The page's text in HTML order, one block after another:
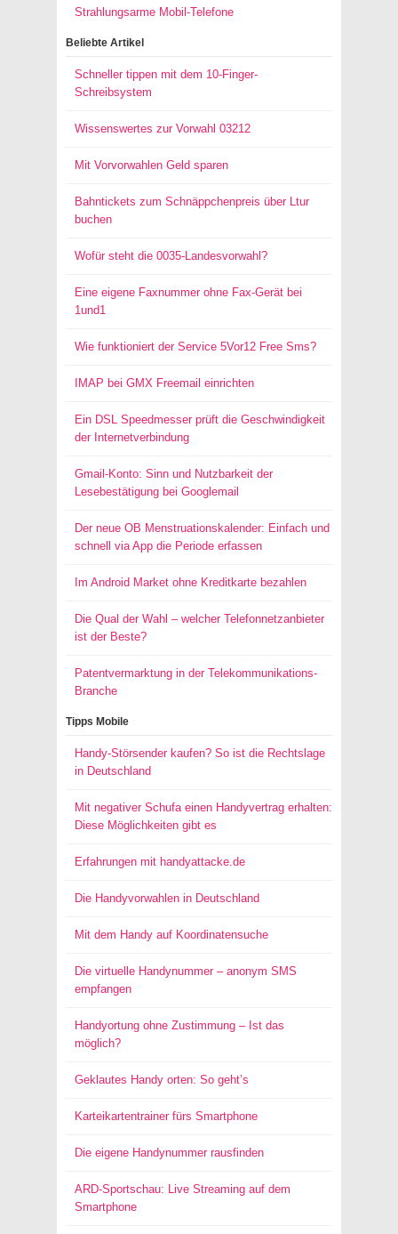
Strahlungsarme Mobil-Telefone
Beliebte Artikel
Schneller tippen mit dem 10-Finger-
Schreibsystem
Wissenswertes zur Vorwahl 03212
Mit Vorvorwahlen Geld sparen
Bahntickets zum Schnäppchenpreis über Ltur
buchen
Wofür steht die 0035-Landesvorwahl?
Eine eigene Faxnummer ohne Fax-Gerät bei
1und1
Wie funktioniert der Service 5Vor12 Free Sms?
IMAP bei GMX Freemail einrichten
Ein DSL Speedmesser prüft die Geschwindigkeit
der Internetverbindung
Gmail-Konto: Sinn und Nutzbarkeit der
Lesebestätigung bei Googlemail
Der neue OB Menstruationskalender: Einfach und
schnell via App die Periode erfassen
Im Android Market ohne Kreditkarte bezahlen
Die Qual der Wahl – welcher Telefonnetzanbieter
ist der Beste?
Patentvermarktung in der Telekommunikations-
Branche
Tipps Mobile
Handy-Störsender kaufen? So ist die Rechtslage
in Deutschland
Mit negativer Schufa einen Handyvertrag erhalten:
Diese Möglichkeiten gibt es
Erfahrungen mit handyattacke.de
Die Handyvorwahlen in Deutschland
Mit dem Handy auf Koordinatensuche
Die virtuelle Handynummer – anonym SMS
empfangen
Handyortung ohne Zustimmung – Ist das
möglich?
Geklautes Handy orten: So geht’s
Karteikartentrainer fürs Smartphone
Die eigene Handynummer rausfinden
ARD-Sportschau: Live Streaming auf dem
Smartphone